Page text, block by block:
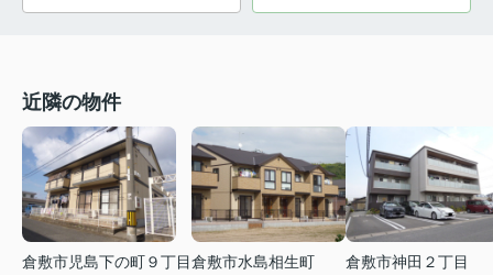
近隣の物件
倉敷市児島下の町９丁目倉敷市水島相生町
倉敷市神田２丁目